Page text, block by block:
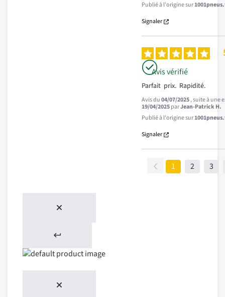
Publié à l'origine sur
Signaler
Avis vérifié
Parfait  prix.  Rapidité.
Avis du04/07/2025, suite à une
19/04/2025parJean-Patrick H.
Publié à l'origine sur
Signaler
1 2 3